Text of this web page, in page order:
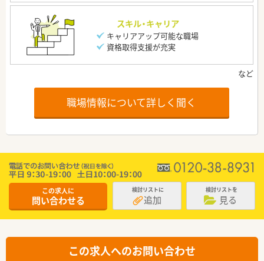
スキル・キャリア
キャリアアップ可能な職場
資格取得支援が充実
職場情報について詳しく聞く
この求人に
問い合わせる
検討リストに
追加
検討リストを
見る
この求人へのお問い合わせ